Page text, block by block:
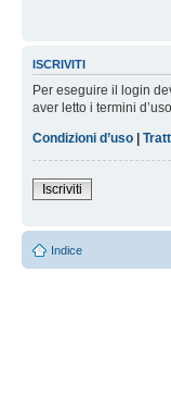
ISCRIVITI
Per eseguire il login
aver letto i termini
Condizioni d’uso |
Iscriviti
Indice